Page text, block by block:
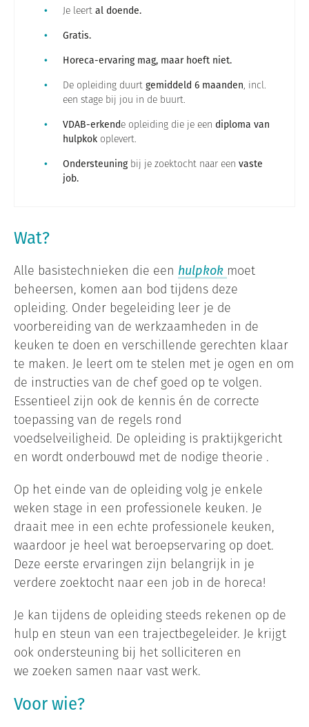
Je leert al doende.
Gratis.
Horeca-ervaring mag, maar hoeft niet.
De opleiding duurt gemiddeld 6 maanden, incl.
een stage bij jou in de buurt.
VDAB-erkende opleiding die je een diploma van
hulpkok oplevert.
Ondersteuning bij je zoektocht naar een vaste
job.
Wat?
Alle basistechnieken die een hulpkok moet
beheersen, komen aan bod tijdens deze
opleiding. Onder begeleiding leer je de
voorbereiding van de werkzaamheden in de
keuken te doen en verschillende gerechten klaar
te maken. Je leert om te stelen met je ogen en om
de instructies van de chef goed op te volgen.
Essentieel zijn ook de kennis én de correcte
toepassing van de regels rond
voedselveiligheid. De opleiding is praktijkgericht
en wordt onderbouwd met de nodige theorie .
Op het einde van de opleiding volg je enkele
weken stage in een professionele keuken. Je
draait mee in een echte professionele keuken,
waardoor je heel wat beroepservaring op doet.
Deze eerste ervaringen zijn belangrijk in je
verdere zoektocht naar een job in de horeca!
Je kan tijdens de opleiding steeds rekenen op de
hulp en steun van een trajectbegeleider. Je krijgt
ook ondersteuning bij het solliciteren en
we zoeken samen naar vast werk.
Voor wie?